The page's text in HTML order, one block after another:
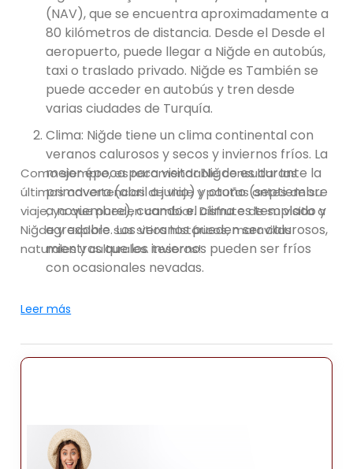
(NAV), que se encuentra aproximadamente a
80 kilómetros de distancia. Desde el Desde el
aeropuerto, puede llegar a Niğde en autobús,
taxi o traslado privado. Niğde es También se
puede acceder en autobús y tren desde
varias ciudades de Turquía.
Clima: Niğde tiene un clima continental con
veranos calurosos y secos y inviernos fríos. La
mejor época para visitar Niğde es durante la
primavera (abril a junio) y otoño (septiembre
a noviembre), cuando el clima es templado y
agradable. Los veranos pueden ser calurosos,
mientras que los inviernos pueden ser fríos
con ocasionales nevadas.
de sitios históricos y naturales. maravillas y
populares para visitar. en Niğde:
época romana. Ofrece vistas panorámicas de
la ciudad y los paisajes circundantes.
Como siempre, es recomendable consultar las
últimas advertencias de viaje y pautas antes de su
viaje, ya que pueden cambiar. Disfrute de su visita a
Niğde y explore sus sitios históricos, maravillas
naturales y culturales. tesoros!
Leer más